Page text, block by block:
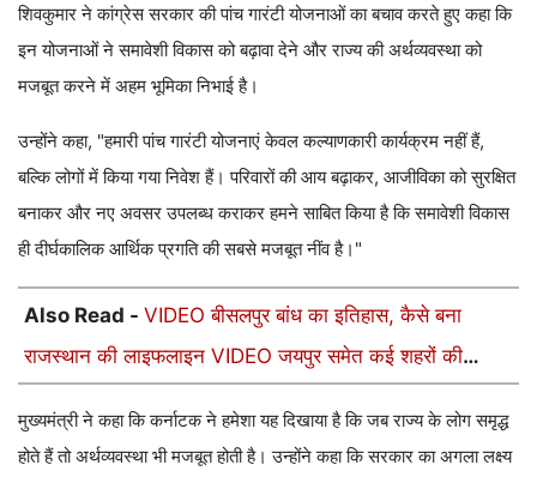
शिवकुमार ने कांग्रेस सरकार की पांच गारंटी योजनाओं का बचाव करते हुए कहा कि
इन योजनाओं ने समावेशी विकास को बढ़ावा देने और राज्य की अर्थव्यवस्था को
मजबूत करने में अहम भूमिका निभाई है।
उन्होंने कहा, "हमारी पांच गारंटी योजनाएं केवल कल्याणकारी कार्यक्रम नहीं हैं,
बल्कि लोगों में किया गया निवेश हैं। परिवारों की आय बढ़ाकर, आजीविका को सुरक्षित
बनाकर और नए अवसर उपलब्ध कराकर हमने साबित किया है कि समावेशी विकास
ही दीर्घकालिक आर्थिक प्रगति की सबसे मजबूत नींव है।"
Also Read - VIDEO बीसलपुर बांध का इतिहास, कैसे बना
राजस्थान की लाइफलाइन VIDEO जयपुर समेत कई शहरों की
मुख्यमंत्री ने कहा कि कर्नाटक ने हमेशा यह दिखाया है कि जब राज्य के लोग समृद्ध
होते हैं तो अर्थव्यवस्था भी मजबूत होती है। उन्होंने कहा कि सरकार का अगला लक्ष्य